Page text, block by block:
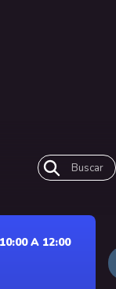
Buscar
A 12:00